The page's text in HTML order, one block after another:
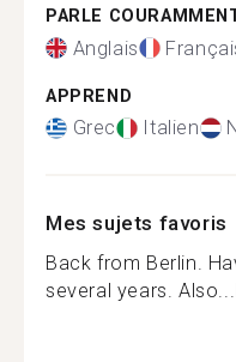
PARLE
Anglais
APPREND
Grec Italien
Mes sujets favoris
Back from Berlin.
several years. Also...